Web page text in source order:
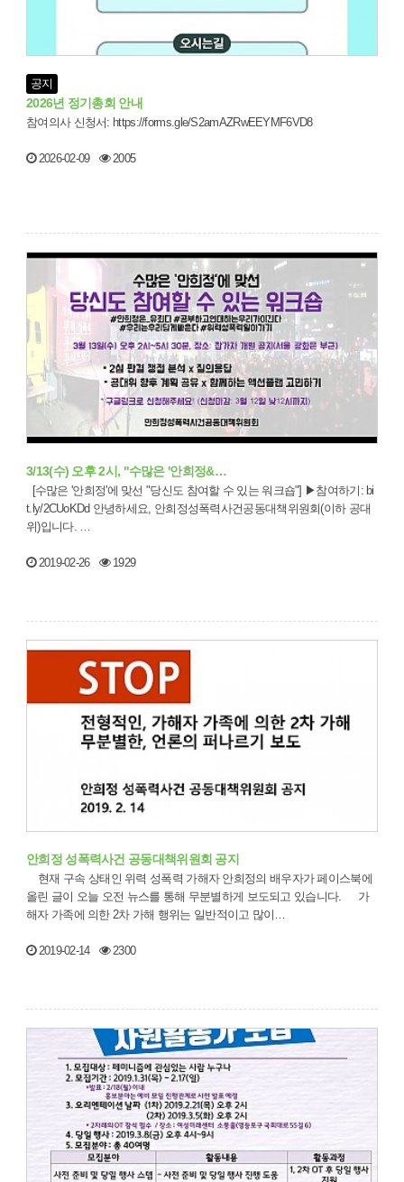
공지
2026년 정기총회 안내
2026-02-09 2005
3/13(수) 오후 2시, "수많은 '안희정&…
t.ly/2CUoKDd 안녕하세요, 안희정성폭력사건공동대책위원회(이하 공대
위)입니다. …
2019-02-26 1929
안희정 성폭력사건 공동대책위원회 공지
올린 글이 오늘 오전 뉴스를 통해 무분별하게 보도되고 있습니다. 가
해자 가족에 의한 2차 가해 행위는 일반적이고 많이…
2019-02-14 2300